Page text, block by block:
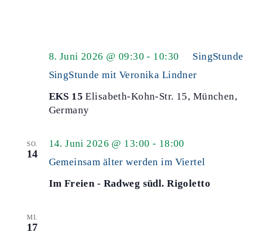
SingStunde mit Veronika Lindner
8. Juni 2026 @ 09:30 - 10:30 SingStunde
EKS 15Elisabeth-Kohn-Str. 15, München,
Germany
SO.
14
Gemeinsam älter werden im Viertel
14. Juni 2026 @ 13:00 - 18:00
Im Freien - Radweg südl. Rigoletto
MI.
17